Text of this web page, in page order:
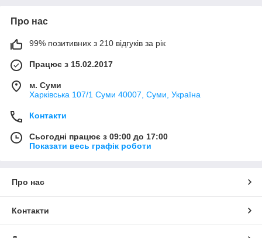
Про нас
99% позитивних з 210 відгуків за рік
Працює з 15.02.2017
м. Суми
Харківська 107/1 Суми 40007, Суми, Україна
Контакти
Сьогодні працює з 09:00 до 17:00
Показати весь графік роботи
Про нас
Контакти